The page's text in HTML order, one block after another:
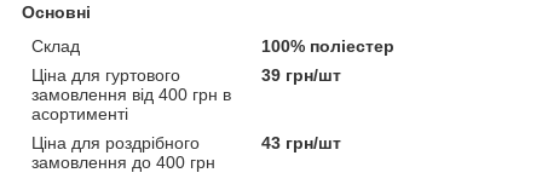
Основні
Склад
100% поліестер
Ціна для гуртового
замовлення від 400 грн в
асортименті
39 грн/шт
Ціна для роздрібного
замовлення до 400 грн
43 грн/шт